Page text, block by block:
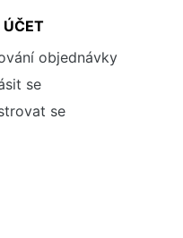
objednávky
se
se